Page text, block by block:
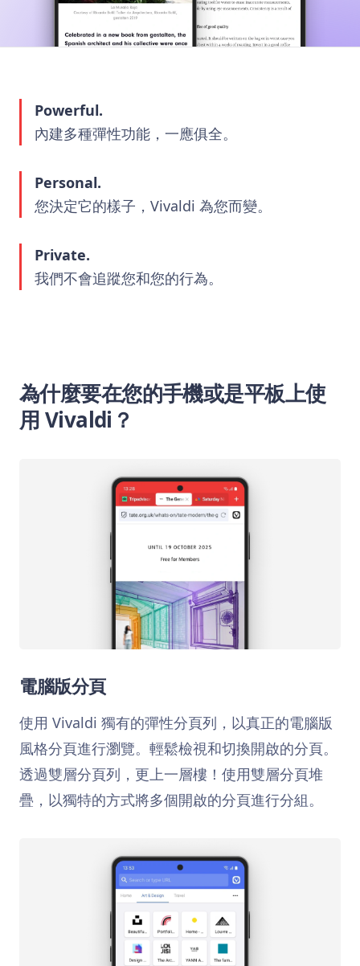
Powerful.
內建多種彈性功能，一應俱全。
Personal.
您決定它的樣子，Vivaldi 為您而變。
Private.
我們不會追蹤您和您的行為。
為什麼要在您的手機或是平板上使
用 Vivaldi？
電腦版分頁
使用 Vivaldi 獨有的彈性分頁列，以真正的電腦版
風格分頁進行瀏覽。輕鬆檢視和切換開啟的分頁。
透過雙層分頁列，更上一層樓！使用雙層分頁堆
疊，以獨特的方式將多個開啟的分頁進行分組。